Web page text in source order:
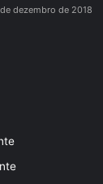
dezembro de 2018